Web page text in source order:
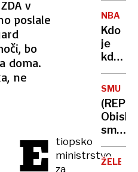
v
poslale
bo
doma.
ne
E
tiopsko
ministrstvo
za
se je
soočila
s
svojimi
NBA
Kdo
je
kdo
v LA
in bo
krojil
usodo
SMUKA
smo